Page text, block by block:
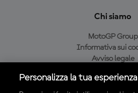
Chi siamo
MotoGP Group
Informativa sui
Avviso legale
Condizioni di
Personalizza la tua esperienza